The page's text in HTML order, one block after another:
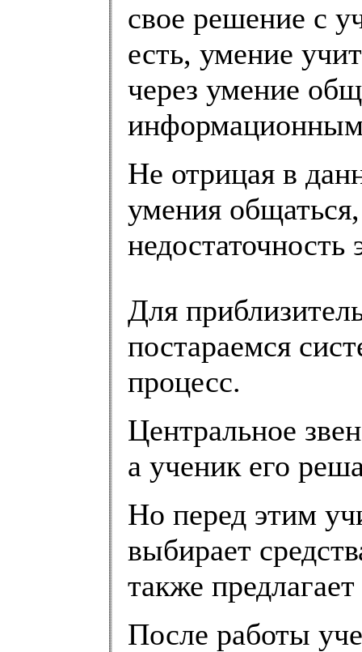
свое решение с
есть, умение
через умение
Не отрицая в
умения
недостаточность
Для
постараемся
процесс.
Центральное
а ученик его
Но перед этим
выбирает
также
После работы